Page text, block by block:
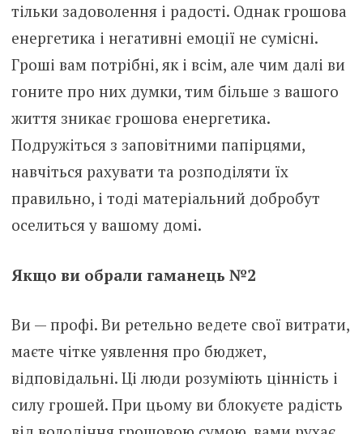
тільки задоволення і радості. Однак грошова
енергетика і негативні емоції не сумісні.
Гроші вам потрібні, як і всім, але чим далі ви
гоните про них думки, тим більше з вашого
життя зникає грошова енергетика.
Подружіться з заповітними папірцями,
навчіться рахувати та розподіляти їх
правильно, і тоді матеріальний добробут
оселиться у вашому домі.
Якщо ви обрали гаманець №2
Ви — профі. Ви ретельно ведете свої витрати,
маєте чітке уявлення про бюджет,
відповідальні. Ці люди розуміють цінність і
силу грошей. При цьому ви блокуєте радість